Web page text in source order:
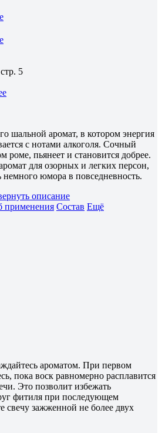
5
шальной аромат, в котором энергия
с нотами алкоголя. Сочный
роме, пьянеет и становится добрее.
для озорных и легких персон,
немного юмора в повседневность.
описание
применения Состав Ещё
ароматом. При первом
пока воск равномерно расплавится
Это позволит избежать
фитиля при последующем
свечу зажженной не более двух